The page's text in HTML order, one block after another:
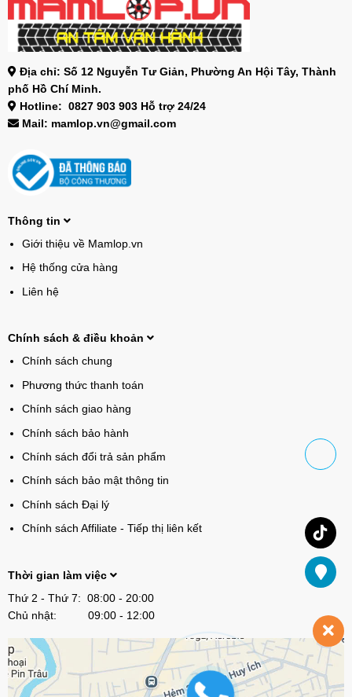
Địa chỉ: Số 12 Nguyễn Tư Giản, Phường An Hội Tây, Thành
phố Hồ Chí Minh.
Hotline: 0827 903 903 Hỗ trợ 24/24
Mail: mamlop.vn@gmail.com
Thông tin
Giới thiệu về Mamlop.vn
Hệ thống cửa hàng
Liên hệ
Chính sách & điều khoản
Chính sách chung
Phương thức thanh toán
Chính sách giao hàng
Chính sách bảo hành
Chính sách đổi trả sản phẩm
Chính sách bảo mật thông tin
Chính sách Đại lý
Chính sách Affiliate - Tiếp thị liên kết
Thời gian làm việc
Thứ 2 - Thứ 7: 08:00 - 20:00
Chủ nhật: 09:00 - 12:00